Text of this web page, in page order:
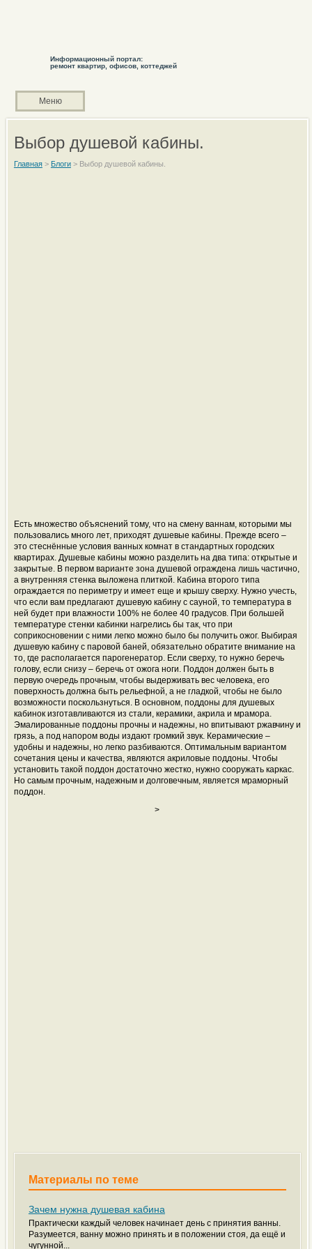
Информационный портал:
ремонт квартир, офисов, коттеджей
Меню
Выбор душевой кабины.
Главная> Блоги> Выбор душевой кабины.
Есть множество объяснений тому, что на смену ваннам, которыми мы
пользовались много лет, приходят душевые кабины. Прежде всего –
это стеснённые условия ванных комнат в стандартных городских
квартирах. Душевые кабины можно разделить на два типа: открытые и
закрытые. В первом варианте зона душевой ограждена лишь частично,
а внутренняя стенка выложена плиткой. Кабина второго типа
ограждается по периметру и имеет еще и крышу сверху. Нужно учесть,
что если вам предлагают душевую кабину с сауной, то температура в
ней будет при влажности 100% не более 40 градусов. При большей
температуре стенки кабинки нагрелись бы так, что при
соприкосновении с ними легко можно было бы получить ожог. Выбирая
душевую кабину с паровой баней, обязательно обратите внимание на
то, где располагается парогенератор. Если сверху, то нужно беречь
голову, если снизу – беречь от ожога ноги. Поддон должен быть в
первую очередь прочным, чтобы выдерживать вес человека, его
поверхность должна быть рельефной, а не гладкой, чтобы не было
возможности поскользнуться. В основном, поддоны для душевых
кабинок изготавливаются из стали, керамики, акрила и мрамора.
Эмалированные поддоны прочны и надежны, но впитывают ржавчину и
грязь, а под напором воды издают громкий звук. Керамические –
удобны и надежны, но легко разбиваются. Оптимальным вариантом
сочетания цены и качества, являются акриловые поддоны. Чтобы
установить такой поддон достаточно жестко, нужно сооружать каркас.
Но самым прочным, надежным и долговечным, является мраморный
поддон.
>
Материалы по теме
Зачем нужна душевая кабина
Практически каждый человек начинает день с принятия ванны.
Разумеется, ванну можно принять и в положении стоя, да ещё и
чугунной...